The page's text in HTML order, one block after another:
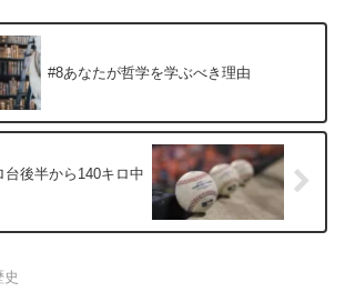
#8あなたが哲学を学ぶべき理由
台後半から140キロ中
史